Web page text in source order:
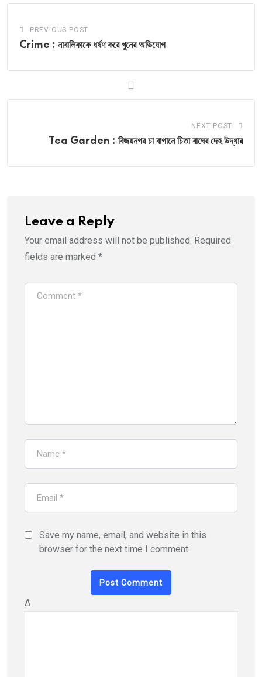
PREVIOUS POST
Crime : নাবালিকাকে ধর্ষণ করে খুনের অভিযোগ
NEXT POST
Tea Garden : বিজয়নগর চা বাগানে চিতা বাঘের দেহ উদ্ধার
Leave a Reply
Your email address will not be published. Required
fields are marked *
Save my name, email, and website in this
browser for the next time I comment.
Δ